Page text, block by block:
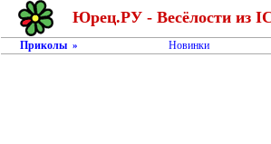
Юрец.РУ - Весёлости из
Приколы » Новинки